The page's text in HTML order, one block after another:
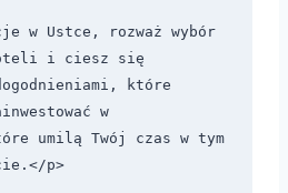
w Ustce, rozważ wybór
i ciesz się
które
w
umilą Twój czas w tym
p>